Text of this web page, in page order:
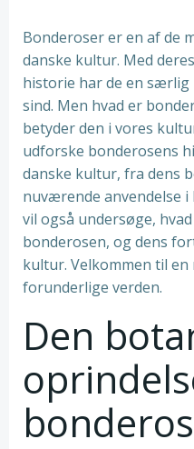
Bonderoser er en af de
danske kultur. Med
historie har de en
sind. Men hvad er
betyder den i vores
udforske bonderosens
danske kultur, fra dens
nuværende anvendelse
vil også undersøge,
bonderosen, og dens
kultur. Velkommen til
forunderlige verden.
Den